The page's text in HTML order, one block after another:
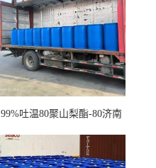
99%吐温80聚山梨酯-80济南